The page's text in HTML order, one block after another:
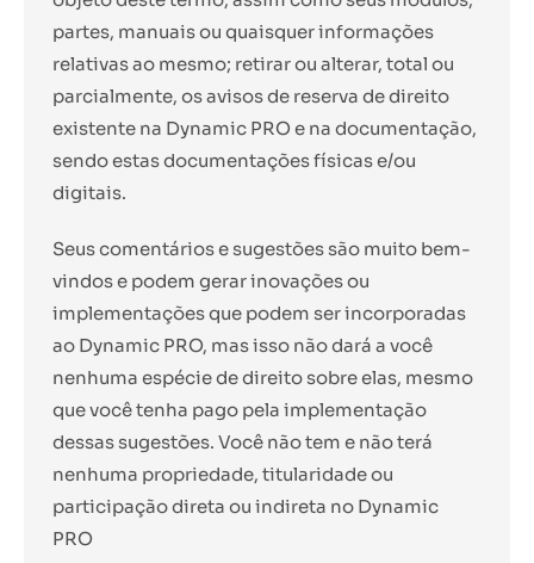
partes, manuais ou quaisquer informações
relativas ao mesmo; retirar ou alterar, total ou
parcialmente, os avisos de reserva de direito
existente na Dynamic PRO e na documentação,
sendo estas documentações físicas e/ou
digitais.
Seus comentários e sugestões são muito bem-
vindos e podem gerar inovações ou
implementações que podem ser incorporadas
ao Dynamic PRO, mas isso não dará a você
nenhuma espécie de direito sobre elas, mesmo
que você tenha pago pela implementação
dessas sugestões. Você não tem e não terá
nenhuma propriedade, titularidade ou
participação direta ou indireta no Dynamic
PRO